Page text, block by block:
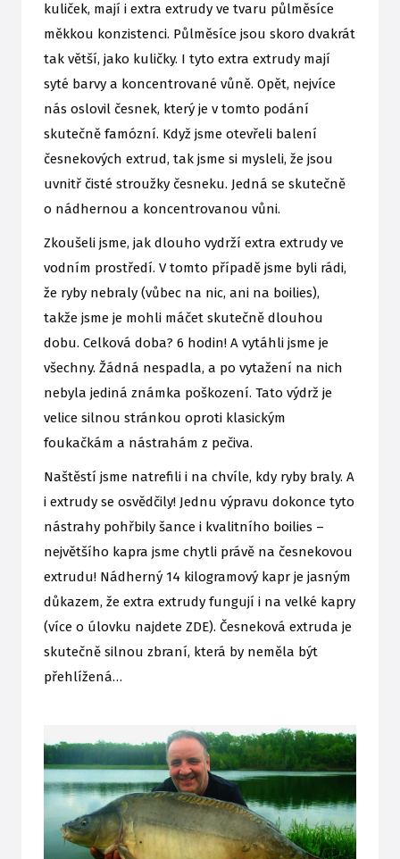
kuliček, mají i extra extrudy ve tvaru půlměsíce
měkkou konzistenci. Půlměsíce jsou skoro dvakrát
tak větší, jako kuličky. I tyto extra extrudy mají
syté barvy a koncentrované vůně. Opět, nejvíce
nás oslovil česnek, který je v tomto podání
skutečně famózní. Když jsme otevřeli balení
česnekových extrud, tak jsme si mysleli, že jsou
uvnitř čisté stroužky česneku. Jedná se skutečně
o nádhernou a koncentrovanou vůni.
Zkoušeli jsme, jak dlouho vydrží extra extrudy ve
vodním prostředí. V tomto případě jsme byli rádi,
že ryby nebraly (vůbec na nic, ani na boilies),
takže jsme je mohli máčet skutečně dlouhou
dobu. Celková doba? 6 hodin! A vytáhli jsme je
všechny. Žádná nespadla, a po vytažení na nich
nebyla jediná známka poškození. Tato výdrž je
velice silnou stránkou oproti klasickým
foukačkám a nástrahám z pečiva.
Naštěstí jsme natrefili i na chvíle, kdy ryby braly. A
i extrudy se osvědčily! Jednu výpravu dokonce tyto
nástrahy pohřbily šance i kvalitního boilies –
největšího kapra jsme chytli právě na česnekovou
extrudu! Nádherný 14 kilogramový kapr je jasným
důkazem, že extra extrudy fungují i na velké kapry
(více o úlovku najdete ZDE). Česneková extruda je
skutečně silnou zbraní, která by neměla být
přehlížená…